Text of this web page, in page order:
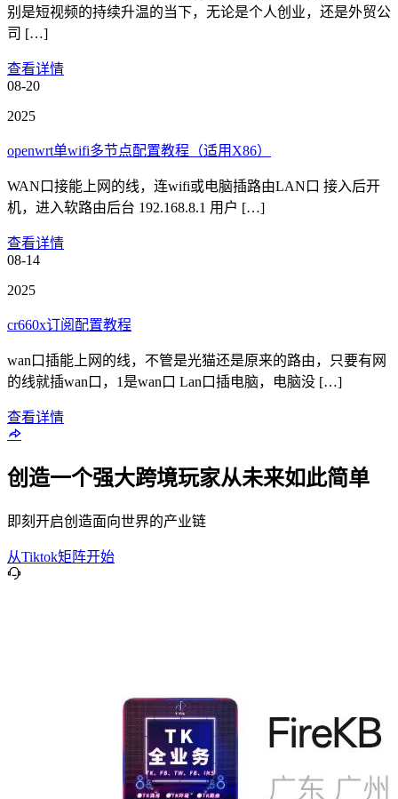
别是短视频的持续升温的当下，无论是个人创业，还是外贸公
司 […]
查看详情
08-20
2025
openwrt单wifi多节点配置教程（适用X86）
WAN口接能上网的线，连wifi或电脑插路由LAN口 接入后开
机，进入软路由后台 192.168.8.1 用户 […]
查看详情
08-14
2025
cr660x订阅配置教程
wan口插能上网的线，不管是光猫还是原来的路由，只要有网
的线就插wan口，1是wan口 Lan口插电脑，电脑没 […]
查看详情
创造一个强大跨境玩家从未来如此简单
即刻开启创造面向世界的产业链
从Tiktok矩阵开始